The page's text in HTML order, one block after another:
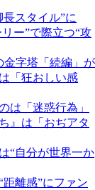
スタイル”に
ー”で際立つ“攻
金字塔「続編」が
「狂おしい感
は「迷惑行為」
』は「おぢアタ
“自分が世界一か
離感”にファン